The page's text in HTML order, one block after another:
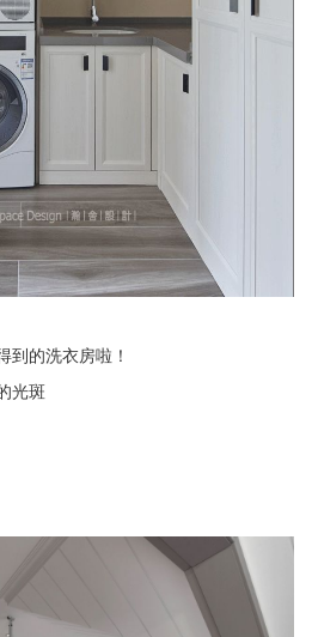
到的洗衣房啦！
光斑